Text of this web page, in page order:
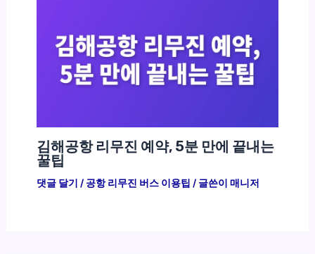
김해공항 리무진 예약, 5분 만에 끝내는
꿀팁
댓글 달기 / 공항 리무진 버스 이용팁 / 글쓴이 매니저